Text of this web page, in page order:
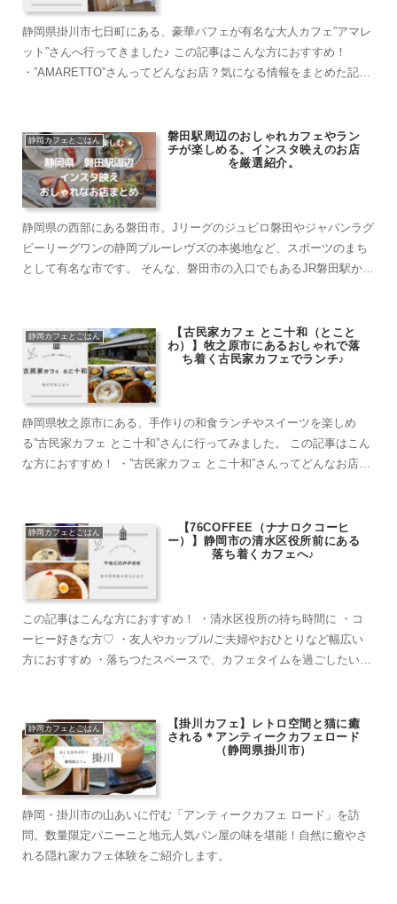
静岡県掛川市七日町にある、豪華パフェが有名な大人カフェ”アマレ
ット”さんへ行ってきました♪ この記事はこんな方におすすめ！
・”AMARETTO”さんってどんなお店？気になる情報をまとめた記事
静岡カフェとごはん
磐田駅周辺のおしゃれカフェやラン
チが楽しめる。インスタ映えのお店
を厳選紹介。
静岡県の西部にある磐田市。Jリーグのジュビロ磐田やジャパンラグ
ビーリーグワンの静岡ブルーレヴズの本拠地など、スポーツのまち
として有名な市です。 そんな、磐田市の入口でもあるJR磐田駅から
静岡カフェとごはん
【古民家カフェ とこ十和（とこと
わ）】牧之原市にあるおしゃれで落
ち着く古民家カフェでランチ♪
静岡県牧之原市にある、手作りの和食ランチやスイーツを楽しめ
る”古民家カフェ とこ十和”さんに行ってみました。 この記事はこん
な方におすすめ！ ・”古民家カフェ とこ十和”さんってどんなお店？
静岡カフェとごはん
【76COFFEE（ナナロクコーヒ
ー）】静岡市の清水区役所前にある
落ち着くカフェへ♪
この記事はこんな方におすすめ！ ・清水区役所の待ち時間に ・コ
ーヒー好きな方♡ ・友人やカップル/ご夫婦やおひとりなど幅広い
方におすすめ ・落ちつたスペースで、カフェタイムを過ごしたい方
静岡カフェとごはん
【掛川カフェ】レトロ空間と猫に癒
される＊アンティークカフェロード
（静岡県掛川市）
静岡・掛川市の山あいに佇む「アンティークカフェ ロード」を訪
問。数量限定パニーニと地元人気パン屋の味を堪能！自然に癒やさ
れる隠れ家カフェ体験をご紹介します。